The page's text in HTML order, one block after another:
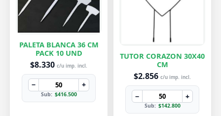
PALETA BLANCA 36 CM
PACK 10 UND
$8.330 c/u imp. incl.
− +
Sub: $416.500
TUTOR CORAZON 30X40
CM
$2.856 c/u imp. incl.
− +
Sub: $142.800